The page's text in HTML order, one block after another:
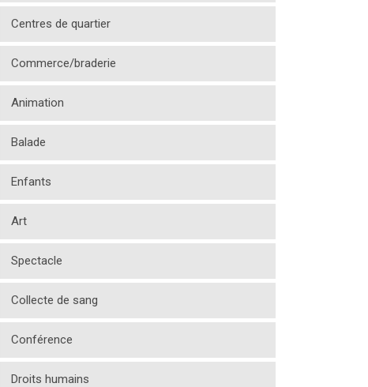
Centres de quartier
Commerce/braderie
Animation
Balade
Enfants
Art
Spectacle
Collecte de sang
Conférence
Droits humains